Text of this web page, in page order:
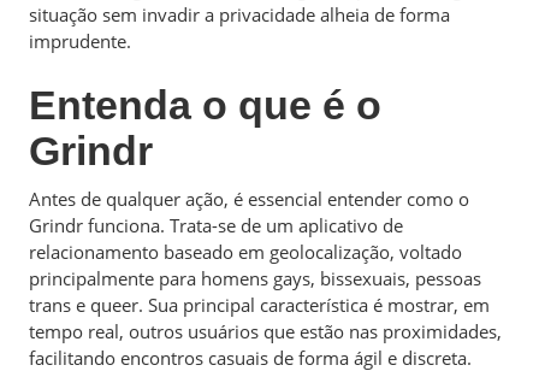
situação sem invadir a privacidade alheia de forma
imprudente.
Entenda o que é o
Grindr
Antes de qualquer ação, é essencial entender como o
Grindr funciona. Trata-se de um aplicativo de
relacionamento baseado em geolocalização, voltado
principalmente para homens gays, bissexuais, pessoas
trans e queer. Sua principal característica é mostrar, em
tempo real, outros usuários que estão nas proximidades,
facilitando encontros casuais de forma ágil e discreta.